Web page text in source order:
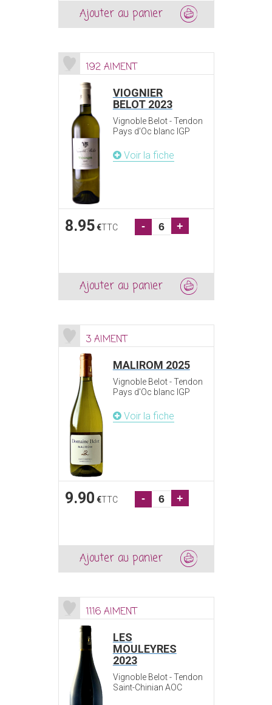
Ajouter au panier
192 AIMENT
VIOGNIER
BELOT 2023
Vignoble Belot - Tendon
Pays d'Oc blanc IGP
Voir la fiche
8.95 €TTC - +
Ajouter au panier
3 AIMENT
MALIROM 2025
Vignoble Belot - Tendon
Pays d'Oc blanc IGP
Voir la fiche
9.90 €TTC - +
Ajouter au panier
1116 AIMENT
LES
MOULEYRES
2023
Vignoble Belot - Tendon
Saint-Chinian AOC